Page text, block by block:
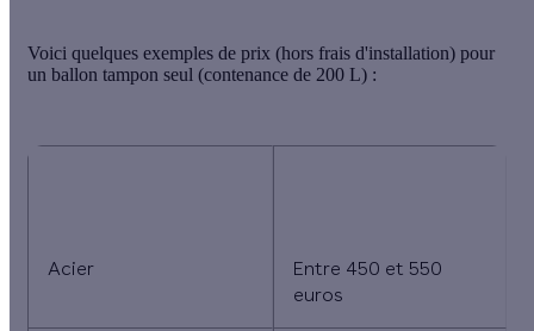
Voici quelques exemples de prix (hors frais d'installation) pour
un ballon tampon seul (contenance de 200 L) :
Acier
Entre 450 et 550
euros